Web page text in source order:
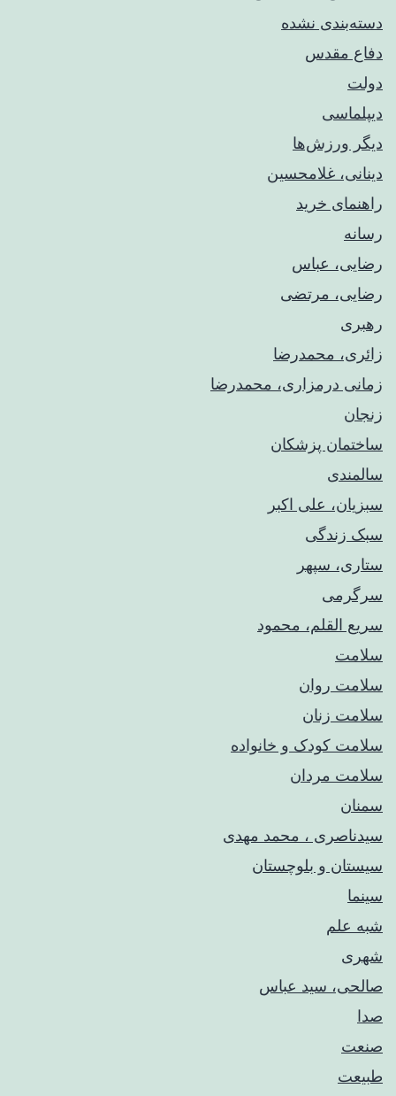
دسته‌بندی نشده
دفاع مقدس
دولت
دیپلماسی
دیگر ورزش‌ها
دینانی، غلامحسین
راهنمای خريد
رسانه
رضایی، عباس
رضایی، مرتضی
رهبری
زائری، محمدرضا
زمانی درمزاری، محمدرضا
زنجان
ساختمان پزشکان
سالمندی
سبزیان، علی اکبر
سبک زندگی
ستاری، سپهر
سرگرمی
سریع القلم، محمود
سلامت
سلامت روان
سلامت زنان
سلامت کودک‌ و خانواده
سلامت مردان
سمنان
سیدناصری ، محمد مهدی
سیستان و بلوچستان
سینما
شبه علم
شهری
صالحی، سید عباس
صدا
صنعت
طبیعت